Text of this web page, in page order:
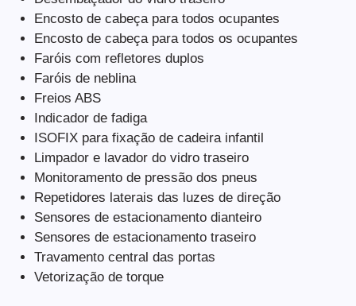
Encosto de cabeça para todos ocupantes
Encosto de cabeça para todos os ocupantes
Faróis com refletores duplos
Faróis de neblina
Freios ABS
Indicador de fadiga
ISOFIX para fixação de cadeira infantil
Limpador e lavador do vidro traseiro
Monitoramento de pressão dos pneus
Repetidores laterais das luzes de direção
Sensores de estacionamento dianteiro
Sensores de estacionamento traseiro
Travamento central das portas
Vetorização de torque